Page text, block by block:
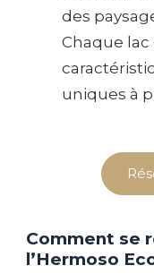
des
Chaque
uniques à
Comment se
l’Hermoso